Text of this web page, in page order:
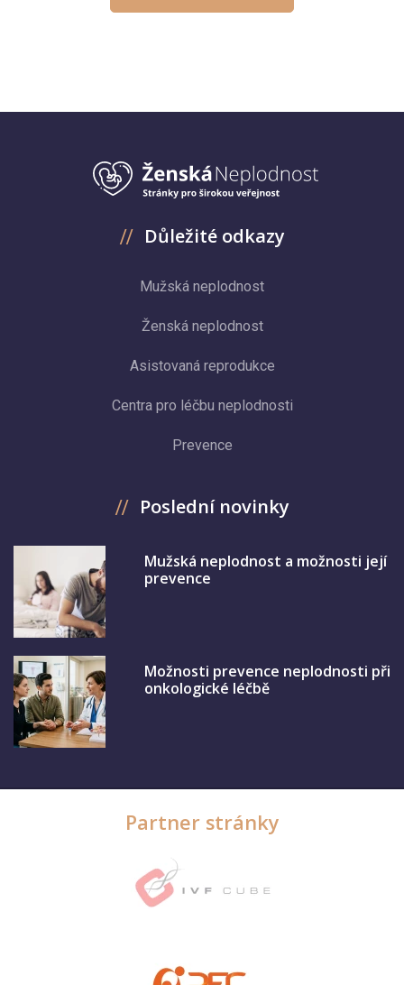
Důležité odkazy
Mužská neplodnost
Ženská neplodnost
Asistovaná reprodukce
Centra pro léčbu neplodnosti
Prevence
Poslední novinky
Mužská neplodnost a možnosti její
prevence
Možnosti prevence neplodnosti při
onkologické léčbě
Partner stránky